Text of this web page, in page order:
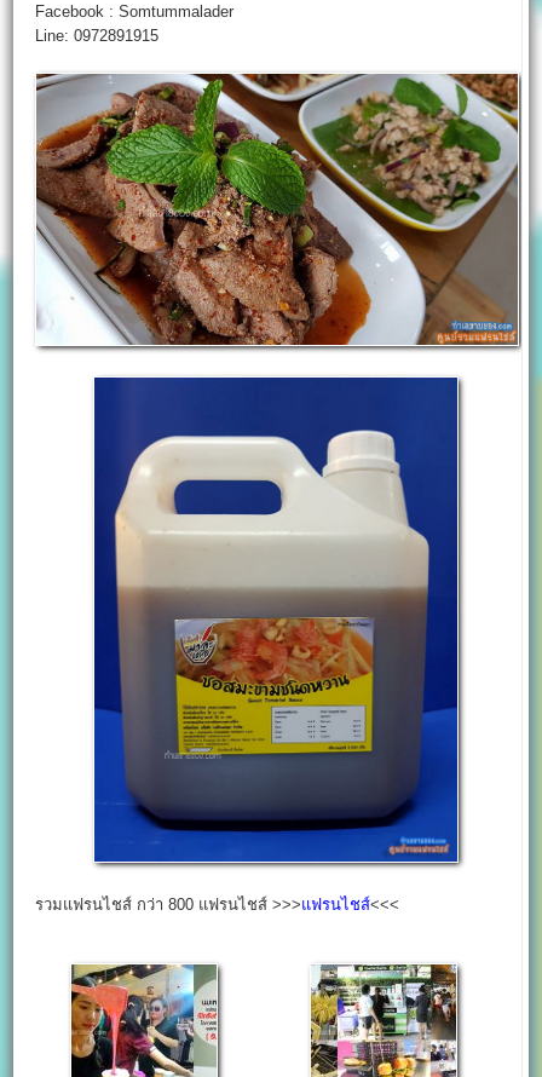
Facebook : Somtummalader
Line: 0972891915
รวมแฟรนไชส์ กว่า 800 แฟรนไชส์ >>>แฟรนไชส์<<<